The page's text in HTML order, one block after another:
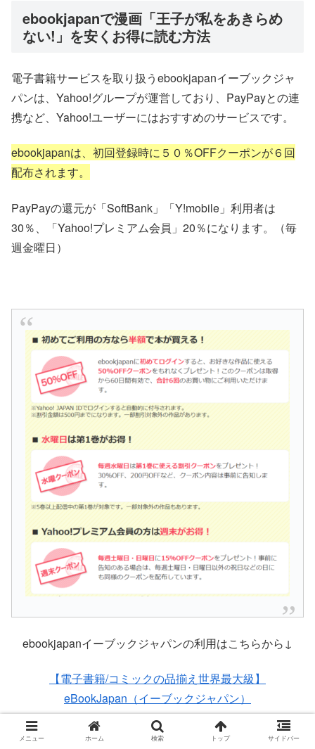
ebookjapanで漫画「王子が私をあきらめ
ない!」を安くお得に読む方法
電子書籍サービスを取り扱うebookjapanイーブックジャ
パンは、Yahoo!グループが運営しており、PayPayとの連
携など、Yahoo!ユーザーにはおすすめのサービスです。
ebookjapanは、初回登録時に５０％OFFクーポンが６回
配布されます。
PayPayの還元が「SoftBank」「Y!mobile」利用者は
30％、「Yahoo!プレミアム会員」20％になります。（毎
週金曜日）
ebookjapanイーブックジャパンの利用はこちらから↓
【電子書籍/コミックの品揃え世界最大級】
eBookJapan（イーブックジャパン）
メニュー ホーム 検索 トップ サイドバー